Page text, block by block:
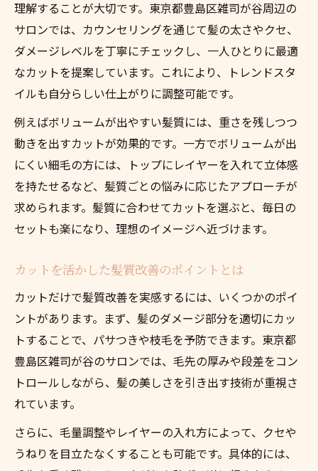
理解することが大切です。東京都豊島区雑司が谷周辺の
サロンでは、カウンセリングを通じて髪の太さやクセ、
ダメージレベルを丁寧にチェックし、一人ひとりに最適
なカットを提案しています。これにより、トレンドスタ
イルも自分らしい仕上がりに調整可能です。
例えばボリュームが出やすい髪質には、重さを残しつつ
動きを出すカットが効果的です。一方でボリュームが出
にくい細毛の方には、トップにレイヤーを入れて立体感
を持たせるなど、髪質ごとの悩みに応じたアプローチが
求められます。髪質に合わせてカットを選ぶと、毎日の
セットも楽になり、理想のイメージへ近づけます。
カットを活かした髪質改善のポイントとは
カットだけで髪質改善を実感するには、いくつかのポイ
ントがあります。まず、髪のダメージ部分を適切にカッ
トすることで、パサつきや枝毛を予防できます。東京都
豊島区雑司が谷のサロンでは、毛先の厚みや段差をコン
トロールしながら、髪の美しさを引き出す技術が重視さ
れています。
さらに、毛量調整やレイヤーの入れ方によって、クセや
うねりを目立たなくすることも可能です。具体的には、